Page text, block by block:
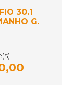
30.1
G.